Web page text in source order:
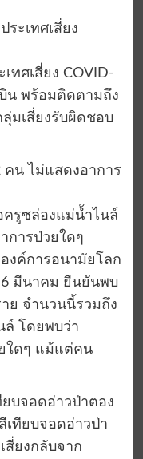
ระเทศเสี่ยง
ทศเสี่ยง COVID-
น พร้อมติดตามถึง
มเสี่ยงรับผิดชอบ
คน ไม่แสดงอาการ
ครูซล่องแม่น้ำไนล์
การป่วยใดๆ
งค์การอนามัยโลก
6 มีนาคม ยืนยันพบ
ย จำนวนนี้รวมถึง
ล์ โดยพบว่า
ใดๆ แม้แต่คน
บจอดอ่าวป่าตอง
เทียบจอดอ่าวป่า
สี่ยงกลับจาก